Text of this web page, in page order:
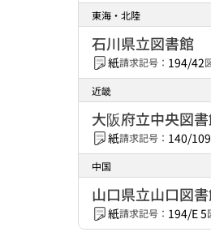
東海・北陸
石川県立図書館
紙請求記号： 194/42
近畿
大阪府立中央図
紙請求記号： 140/
中国
山口県立山口図
紙請求記号： 194/E 5